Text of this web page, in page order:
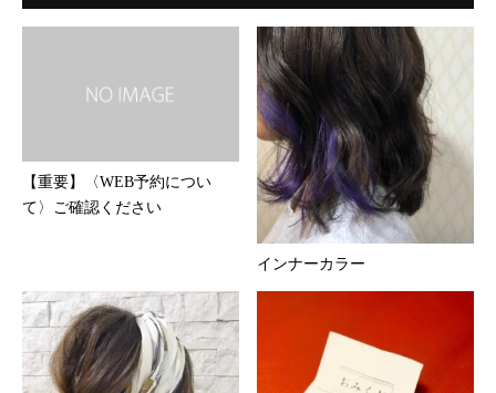
【重要】〈WEB予約につい
て〉ご確認ください
インナーカラー